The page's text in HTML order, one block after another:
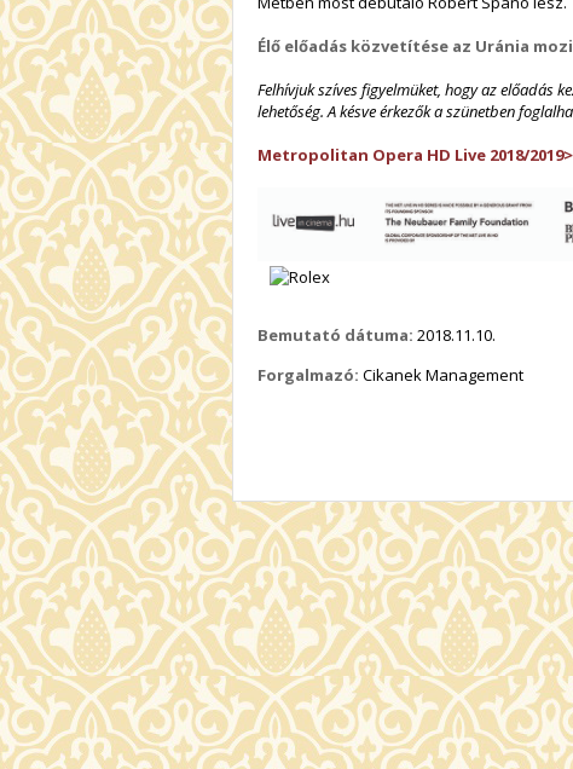
Élő előadás közvetítése az Uránia
Felhívjuk szíves figyelmüket, hogy az előadás
lehetőség. A késve érkezők a szünetben
Metropolitan Opera HD Live 2018/
Bemutató dátuma: 2018.11.10.
Forgalmazó: Cikanek Management